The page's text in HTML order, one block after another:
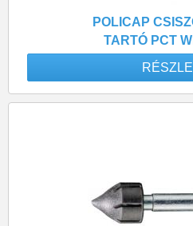
POLICAP
TARTÓ PCT